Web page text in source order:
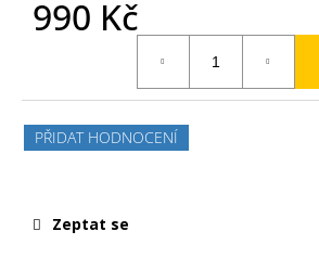
990 Kč
PŘIDAT HODNOCENÍ
Zeptat se